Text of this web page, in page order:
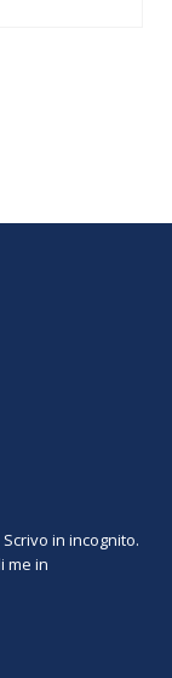
in incognito.
me in